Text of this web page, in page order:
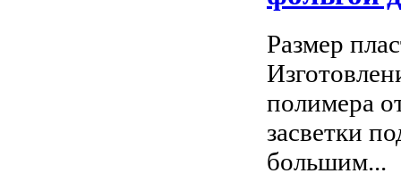
Размер
полимера
засветки
большим...